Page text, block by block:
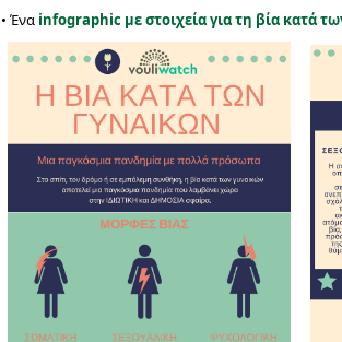
• Ένα infographic με στοιχεία για τη βία κατά